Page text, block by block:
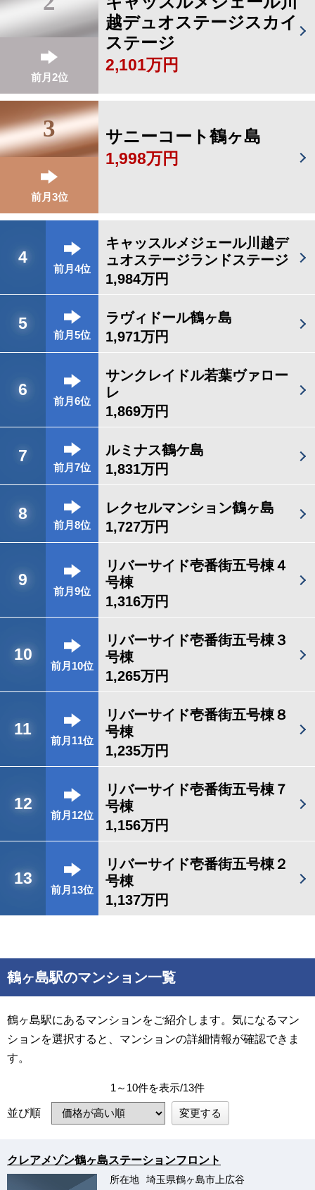
前月2位
越デュオステージスカイ
ステージ
2,101万円
3
前月3位
サニーコート鶴ヶ島
1,998万円
4
前月4位
キャッスルメジェール川越デ
ュオステージランドステージ
1,984万円
5
前月5位
ラヴィドール鶴ヶ島
1,971万円
6
前月6位
サンクレイドル若葉ヴァロー
レ
1,869万円
7
前月7位
ルミナス鶴ケ島
1,831万円
8
前月8位
レクセルマンション鶴ヶ島
1,727万円
9
前月9位
リバーサイド壱番街五号棟４
号棟
1,316万円
10
前月10位
リバーサイド壱番街五号棟３
号棟
1,265万円
11
前月11位
リバーサイド壱番街五号棟８
号棟
1,235万円
12
前月12位
リバーサイド壱番街五号棟７
号棟
1,156万円
13
前月13位
リバーサイド壱番街五号棟２
号棟
1,137万円
鶴ヶ島駅のマンション一覧
鶴ヶ島駅にあるマンションをご紹介します。気になるマン
ションを選択すると、マンションの詳細情報が確認できま
す。
1～10件を表示/13件
並び順 変更する
クレアメゾン鶴ヶ島ステーションフロント
所在地 埼玉県鶴ヶ島市上広谷